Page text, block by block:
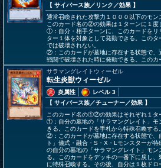
【 サイバース族／リンク／効果 】
通常召喚された攻撃力１０００以下のモン
このカード名の②の効果は１ターンに１度
①：自分・相手ターンに、このカードをリ
ター１体を対象として発動できる。この
では破壊されない。
②：このカードが墓地に存在する状態で、
戦闘で破壊された時に発動できる。このカ
サラマングレイトウィーゼル
転生炎獣ウィーゼル
炎属性
レベル 3
【 サイバース族／チューナー／効果 】
このカード名の①②の効果はそれぞれ１タ
①：自分の墓地の「サラマングレイト」モ
きる。このカードを手札から特殊召喚する。
②：このカードが墓地に存在する状態で、
ト」儀式・融合・S・X・Lモンスターが
の自分の墓地の「サラマングレイト」モン
る。このカードをデッキの一番下に戻し
に特殊召喚する。その後、自分は１枚ドロ